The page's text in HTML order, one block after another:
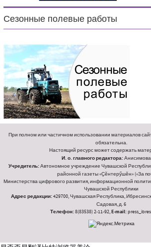
Сезонные полевые работы
При полном или частичном использовании материалов
обязательна.
Настоящий ресурс может содержать
И. о. главного редактора:
Учредитель:Автономное учреждение Чувашской
районной газеты «Ҫӗнтерӳшӗн» («За
Министерства цифрового развития, информационной
Чувашской Республики
Адрес редакции:429700, Чувашская Республика,
Садовая, д. 6
Телефон:8(83538) 2-11-92,E-mail: